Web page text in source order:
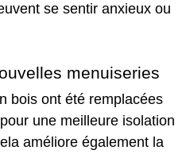
se sentir anxieux ou
menuiseries
bois ont été remplacées
une meilleure isolation
améliore également la